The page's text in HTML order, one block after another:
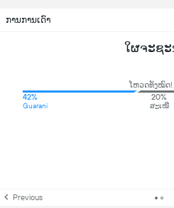
ການການເດົາ
ໃຜຈະຊະ
ໂຫວດທັງໝົດ!
42%
Guarani
20%
ສະເໝີ
Previous